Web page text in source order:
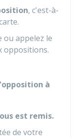
, c'est-à-
ou appelez le
oppositions.
à
est remis.
de votre